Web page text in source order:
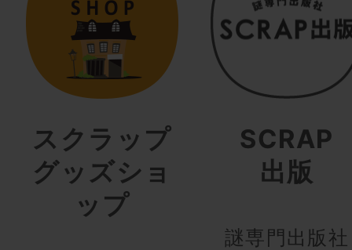
スクラップ
グッズショ
ップ
SCRAP
出版
謎専門出版社